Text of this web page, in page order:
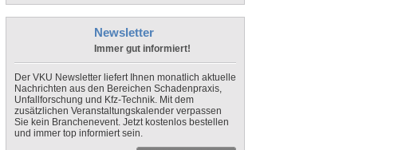
Newsletter
Immer gut informiert!
Der VKU Newsletter liefert Ihnen monatlich aktuelle
Nachrichten aus den Bereichen Schadenpraxis,
Unfallforschung und Kfz-Technik. Mit dem
zusätzlichen Veranstaltungskalender verpassen
Sie kein Branchenevent. Jetzt kostenlos bestellen
und immer top informiert sein.